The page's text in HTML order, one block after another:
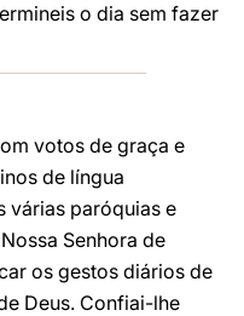
o dia sem fazer
votos de graça e
de língua
várias paróquias e
Senhora de
os gestos diários de
Deus. Confiai-lhe